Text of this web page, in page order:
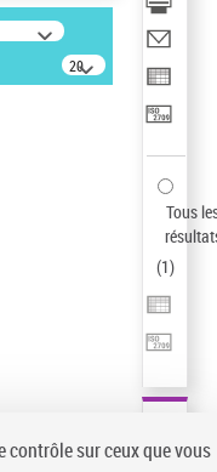
20
résultats/page
Tous
(1)
contrôle sur ceux que vous